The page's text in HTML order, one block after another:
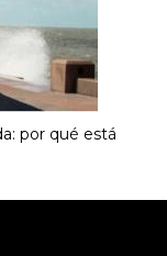
por qué está